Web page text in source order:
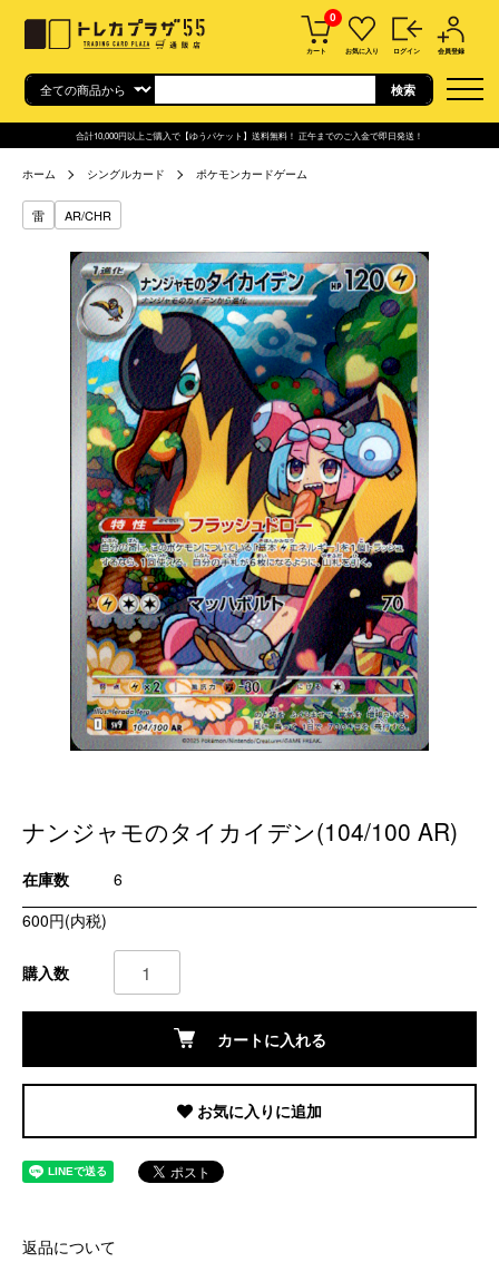
0
カート お気に入り ログイン 会員登録
合計10,000円以上ご購入で【ゆうパケット】送料無料！ 正午までのご入金で即日発送！
ホーム シングルカード ポケモンカードゲーム
雷 AR/CHR
ナンジャモのタイカイデン(104/100 AR)
在庫数
6
600円(内税)
購入数
カートに入れる
お気に入りに追加
返品について